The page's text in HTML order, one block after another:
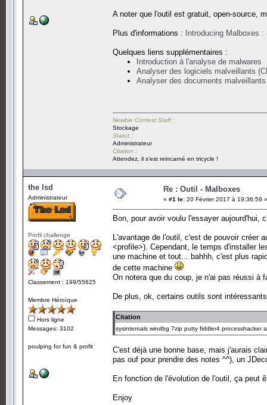
A noter que l'outil est gratuit, open-source,
Plus d'informations : Introducing Malboxes
Quelques liens supplémentaires :
Introduction à l'analyse de malwares
Analyser des logiciels malveillants
Analyser des documents
Newbie Contest Staff :
Stockage
Statut :
Administrateur
Citation :
Attendez, il s'est reincarné en tricycle !
the lsd
Administrateur
Profil challenge
Classement : 199/55625
Membre Héroïque
Hors ligne
Messages: 3102
poulping for fun & profit
Re : Outil - Malboxes
« #1 le: 20 Février 2017 à 19:36:59 »
Bon, pour avoir voulu l'essayer
L'avantage de l'outil, c'est de pouvoir
<profile>). Cependant, le temps d'installer
une machine et tout... bahhh, c'est plus
de cette machine
On notera que du coup, je n'ai pas réussi à
De plus, ok, certains outils sont
Citation
sysinternals windbg 7zip putty fiddler4 processhacker
C'est déjà une bonne base, mais j'aurais
pas ouf pour prendre des notes ^^), un
En fonction de l'évolution de l'outil, ça peut
Enjoy